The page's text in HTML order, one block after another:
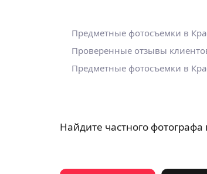
Предметные фотосъемки в
Проверенные отзывы
Предметные фотосъемки в
Найдите частного